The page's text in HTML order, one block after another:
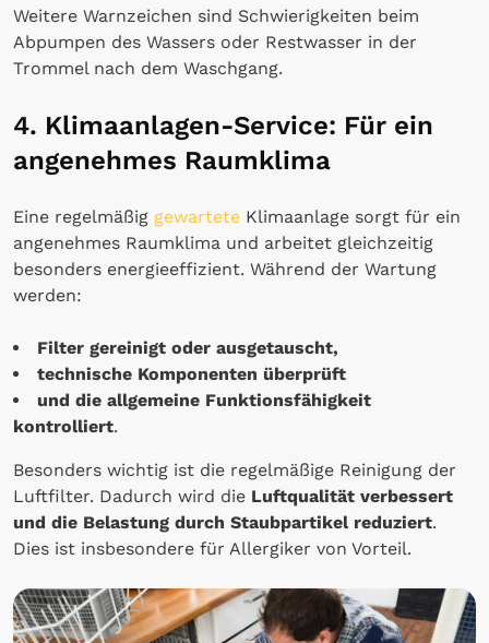
Weitere Warnzeichen sind Schwierigkeiten beim
Abpumpen des Wassers oder Restwasser in der
Trommel nach dem Waschgang.
4. Klimaanlagen-Service: Für ein
angenehmes Raumklima
Eine regelmäßig gewartete Klimaanlage sorgt für ein
angenehmes Raumklima und arbeitet gleichzeitig
besonders energieeffizient. Während der Wartung
werden:
Filter gereinigt oder ausgetauscht,
technische Komponenten überprüft
und die allgemeine Funktionsfähigkeit
kontrolliert.
Besonders wichtig ist die regelmäßige Reinigung der
Luftfilter. Dadurch wird die Luftqualität verbessert
und die Belastung durch Staubpartikel reduziert.
Dies ist insbesondere für Allergiker von Vorteil.